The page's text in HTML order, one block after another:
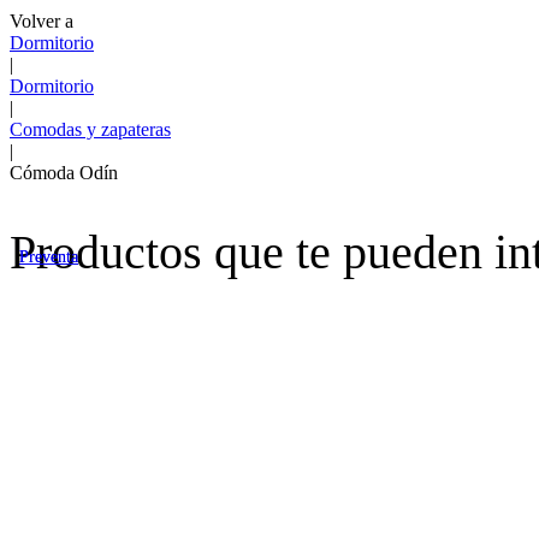
Volver a
Dormitorio
|
Dormitorio
|
Comodas y zapateras
|
Cómoda Odín
Productos que te pueden
Preventa
Preventa